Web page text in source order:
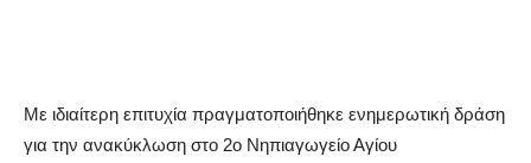
Με ιδιαίτερη επιτυχία πραγματοποιήθηκε ενημερωτική δράση
για την ανακύκλωση στο 2ο Νηπιαγωγείο Αγίου